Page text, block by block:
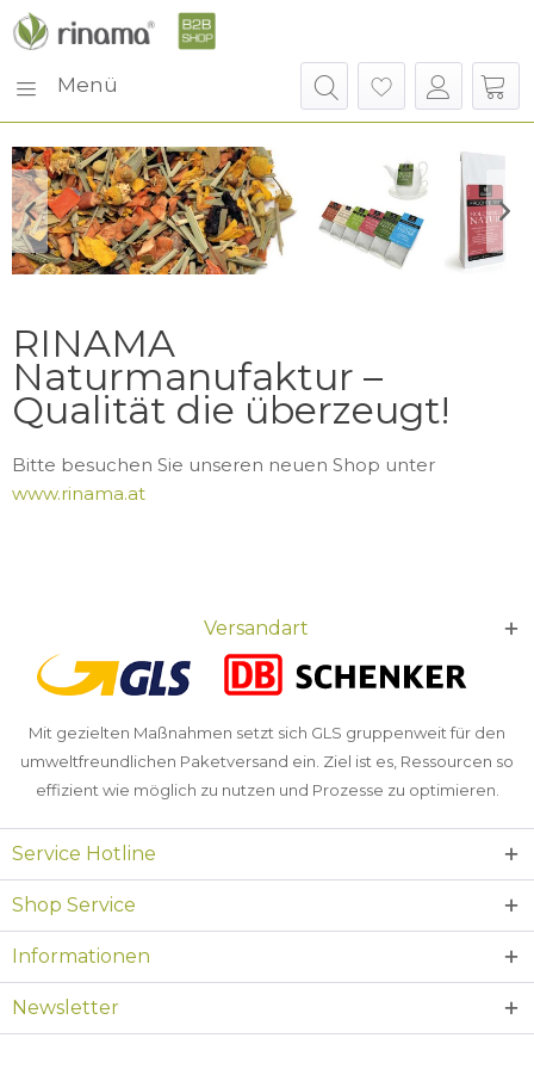
Menü
RINAMA
Naturmanufaktur –
Qualität die überzeugt!
Bitte besuchen Sie unseren neuen Shop unter
www.rinama.at
Versandart
Mit gezielten Maßnahmen setzt sich GLS gruppenweit für den
umweltfreundlichen Paketversand ein. Ziel ist es, Ressourcen so
effizient wie möglich zu nutzen und Prozesse zu optimieren.
Service Hotline
Shop Service
Informationen
Newsletter